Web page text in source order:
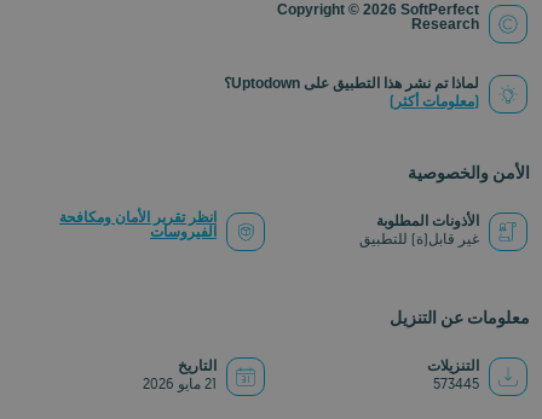
Copyright © 2026 SoftPerfect
Research
لماذا تم نشر هذا التطبيق على Uptodown؟
(معلومات أكثر)
الأمن والخصوصية
الأذونات المطلوبة
غير قابل(ة) للتطبيق
انظر تقرير الأمان ومكافحة
الفيروسات
معلومات عن التنزيل
التنزيلات
573445
التاريخ
21 مايو 2026